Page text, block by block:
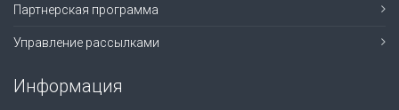
Партнерская программа
Управление рассылками
Информация